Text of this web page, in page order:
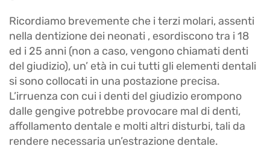
Ricordiamo brevemente che i terzi molari, assenti
nella dentizione dei neonati , esordiscono tra i 18
ed i 25 anni (non a caso, vengono chiamati denti
del giudizio), un’ età in cui tutti gli elementi dentali
si sono collocati in una postazione precisa.
L’irruenza con cui i denti del giudizio erompono
dalle gengive potrebbe provocare mal di denti,
affollamento dentale e molti altri disturbi, tali da
rendere necessaria un’estrazione dentale.